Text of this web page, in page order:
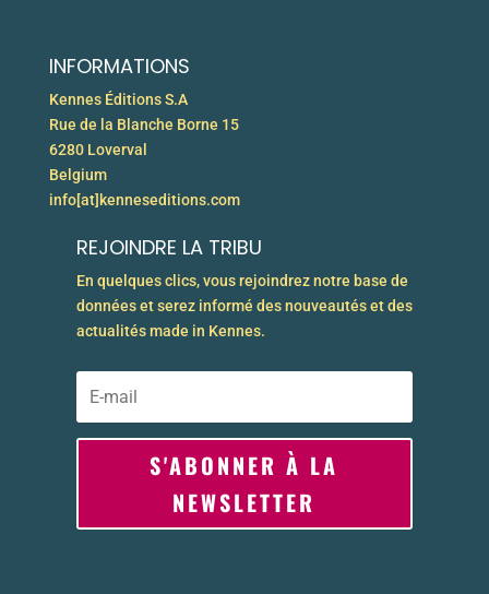
INFORMATIONS
Kennes Éditions S.A
Rue de la Blanche Borne 15
6280 Loverval
Belgium
info[at]kenneseditions.com
REJOINDRE LA TRIBU
En quelques clics, vous rejoindrez notre base de
données et serez informé des nouveautés et des
actualités made in Kennes.
S'ABONNER À LA
NEWSLETTER